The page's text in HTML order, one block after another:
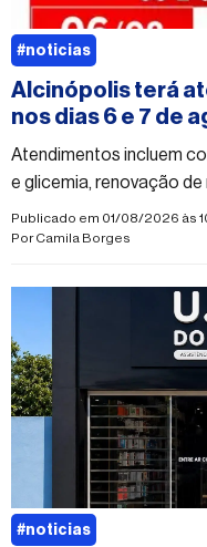
Alcinópolis terá
nos dias 6 e 7 de
Atendimentos incluem
e glicemia, renovação
medicamentos.
Publicado em 01/08/2026 às
PorCamila Borges
#noticias
#noticias